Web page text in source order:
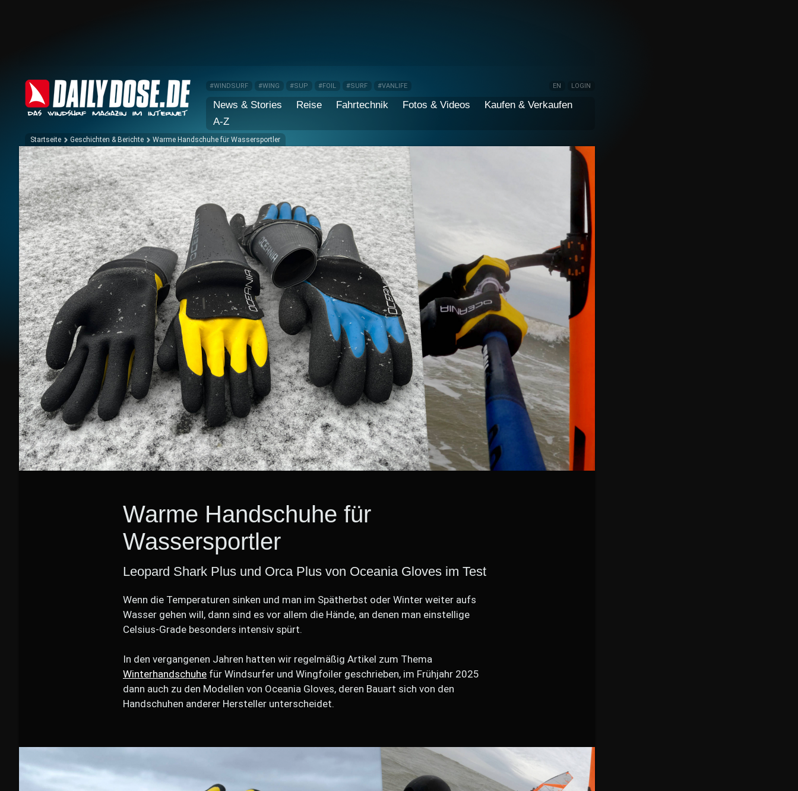
#WINDSURF #WING #SUP #FOIL #SURF #VANLIFE EN LOGIN
News & Stories Reise Fahrtechnik Fotos & Videos
Kaufen & Verkaufen
A-Z
Startseite Geschichten & Berichte Warme Handschuhe für Wassersportler
Warme Handschuhe für
Wassersportler
Leopard Shark Plus und Orca Plus von Oceania Gloves im Test
Wenn die Temperaturen sinken und man im Spätherbst oder Winter weiter aufs
Wasser gehen will, dann sind es vor allem die Hände, an denen man einstellige
Celsius-Grade besonders intensiv spürt.
In den vergangenen Jahren hatten wir regelmäßig Artikel zum Thema
Winterhandschuhe für Windsurfer und Wingfoiler geschrieben, im Frühjahr 2025
dann auch zu den Modellen von Oceania Gloves, deren Bauart sich von den
Handschuhen anderer Hersteller unterscheidet.